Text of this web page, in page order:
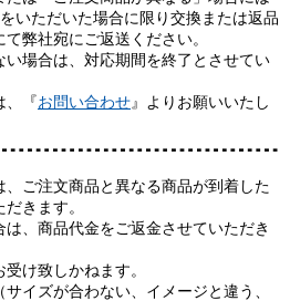
いただいた場合に限り交換または返品
弊社宛にご返送ください。
場合は、対応期間を終了とさせてい
、『お問い合わせ』よりお願いいたし
ご注文商品と異なる商品が到着した
きます。
、商品代金をご返金させていただき
け致しかねます。
イズが合わない、イメージと違う、